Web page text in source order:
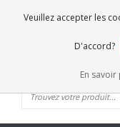
FR
Veuillez accepter les
D'accord?
En